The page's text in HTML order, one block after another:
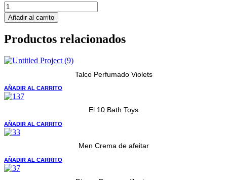
Shampoo
Manzanilla
y
Magnolia
Doy
cantidad
Añadir al carrito
Productos relacionados
Talco Perfumado Violets
AÑADIR AL CARRITO
El 10 Bath Toys
AÑADIR AL CARRITO
Men Crema de afeitar
AÑADIR AL CARRITO